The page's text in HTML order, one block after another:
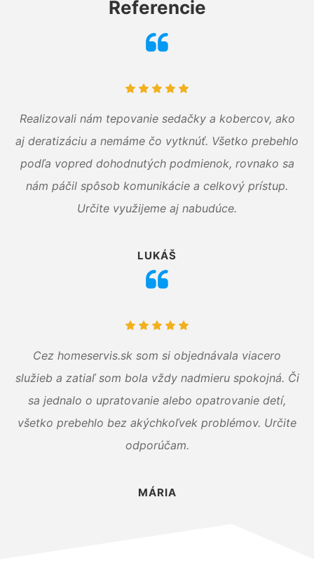
Referencie
Realizovali nám tepovanie sedačky a kobercov, ako
aj deratizáciu a nemáme čo vytknúť. Všetko prebehlo
podľa vopred dohodnutých podmienok, rovnako sa
nám páčil spôsob komunikácie a celkový prístup.
Určite využijeme aj nabudúce.
LUKÁŠ
Cez homeservis.sk som si objednávala viacero
služieb a zatiaľ som bola vždy nadmieru spokojná. Či
sa jednalo o upratovanie alebo opatrovanie detí,
všetko prebehlo bez akýchkoľvek problémov. Určite
odporúčam.
MÁRIA